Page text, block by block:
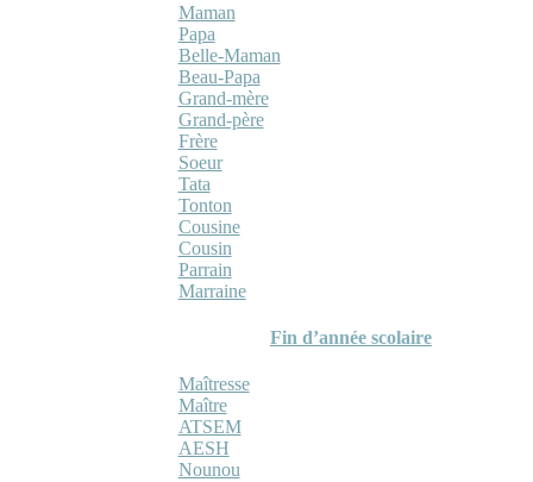
Maman
Papa
Belle-Maman
Beau-Papa
Grand-mère
Grand-père
Frère
Soeur
Tata
Tonton
Cousine
Cousin
Parrain
Marraine
Fin d’année scolaire
Maîtresse
Maître
ATSEM
AESH
Nounou